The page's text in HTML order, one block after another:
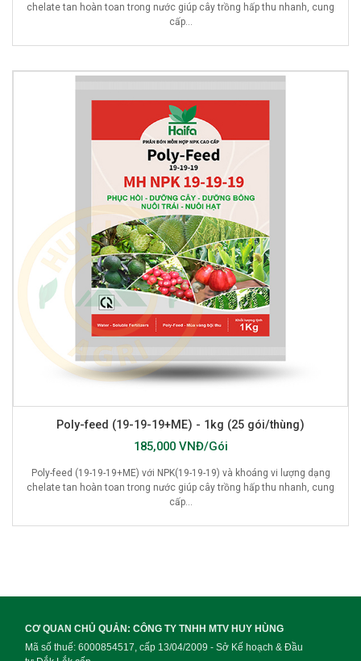
chelate tan hoàn toan trong nước giúp cây trồng hấp thu nhanh, cung
cấp...
Poly-feed (19-19-19+ME) - 1kg (25 gói/thùng)
185,000 VNĐ/Gói
Poly-feed (19-19-19+ME) với NPK(19-19-19) và khoáng vi lượng dạng
chelate tan hoàn toan trong nước giúp cây trồng hấp thu nhanh, cung
cấp...
CƠ QUAN CHỦ QUẢN: CÔNG TY TNHH MTV HUY HÙNG
Mã số thuế: 6000854517, cấp 13/04/2009 - Sở Kế hoạch & Đầu